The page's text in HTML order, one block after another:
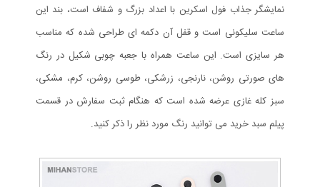
نمایشگر جذاب فول اسکرین با اعداد بزرگ و شفاف است، بند این
ساعت سلیکونی است و قفل آن دکمه ای طراحی شده که مناسب
هر سایزی است. این ساعت همراه با جعبه چوبی شکیل در رنگ
های صورتی روشن، نارنجی، زرشکی، طوسی روشن، کرم، مشکی،
سبز کله غازی عرضه شده است که هنگام ثبت سفارش در قسمت
پیلم سبد خرید می توانید رنگ مورد نظر را ذکر کنید.